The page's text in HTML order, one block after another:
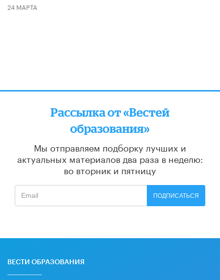
24 МАРТА
Рассылка от «Вестей
образования»
Мы отправляем подборку лучших и
актуальных материалов два раза в неделю:
во вторник и пятницу
ПОДПИСАТЬСЯ
ВЕСТИ ОБРАЗОВАНИЯ